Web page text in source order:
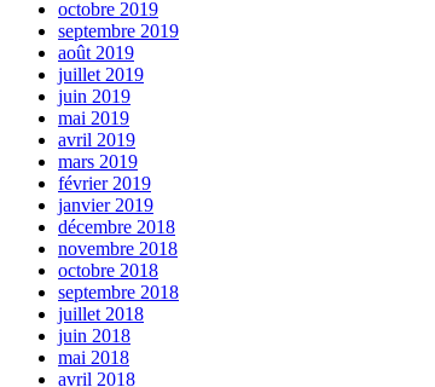
octobre 2019
septembre 2019
août 2019
juillet 2019
juin 2019
mai 2019
avril 2019
mars 2019
février 2019
janvier 2019
décembre 2018
novembre 2018
octobre 2018
septembre 2018
juillet 2018
juin 2018
mai 2018
avril 2018